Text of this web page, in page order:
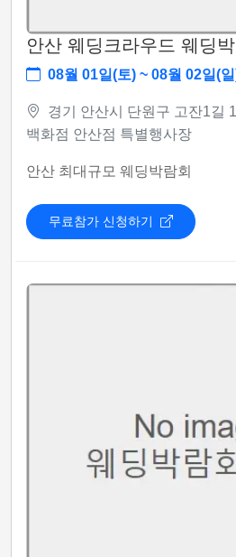
안산 웨딩크라우드 웨딩박
08월 01일(토) ~ 08월 02일(
경기 안산시 단원구 고잔1길
백화점 안산점 특별행사장
안산 최대규모 웨딩박람회
무료참가 신청하기